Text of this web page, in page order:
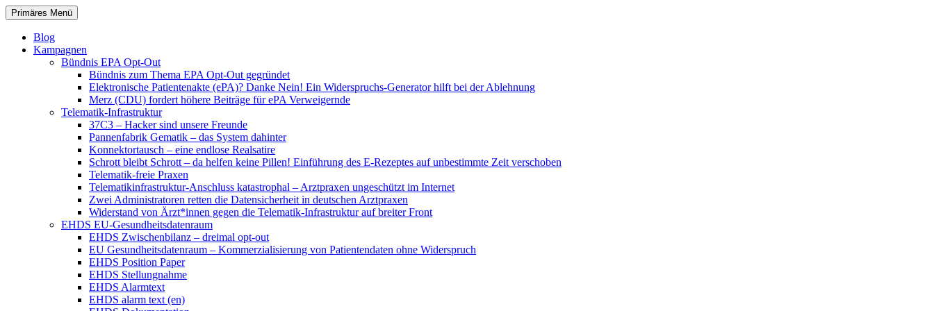
Zum
Inhalt
springen
patientenrechte-datenschutz.de
Suchen
Primäres Menü
Blog
Kampagnen
Bündnis EPA Opt-Out
Bündnis zum Thema EPA Opt-Out gegründet
Elektronische Patientenakte (ePA)? Danke Nein! Ein Widerspruchs-Generator hilft bei der Ablehnung
Merz (CDU) fordert höhere Beiträge für ePA Verweigernde
Telematik-Infrastruktur
37C3 – Hacker sind unsere Freunde
Pannenfabrik Gematik – das System dahinter
Konnektortausch – eine endlose Realsatire
Schrott bleibt Schrott – da helfen keine Pillen! Einführung des E-Rezeptes auf unbestimmte Zeit verschoben
Telematik-freie Praxen
Telematikinfrastruktur-Anschluss katastrophal – Arztpraxen ungeschützt im Internet
Zwei Administratoren retten die Datensicherheit in deutschen Arztpraxen
Widerstand von Ärzt*innen gegen die Telematik-Infrastruktur auf breiter Front
EHDS EU-Gesundheitsdatenraum
EHDS Zwischenbilanz – dreimal opt-out
EU Gesundheitsdatenraum – Kommerzialisierung von Patientendaten ohne Widerspruch
EHDS Position Paper
EHDS Stellungnahme
EHDS Alarmtext
EHDS alarm text (en)